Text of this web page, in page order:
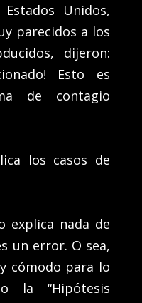
Unidos,
parecidos a los
dijeron:
Esto es
de contagio
los casos de
explica nada de
un error. O sea,
cómodo para lo
la “Hipótesis